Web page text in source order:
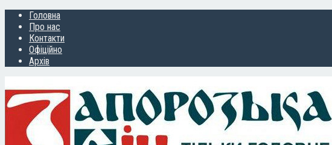
Головна
Про нас
Контакти
Офіційно
Архів